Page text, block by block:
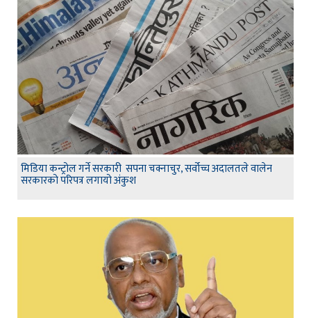
मिडिया कन्ट्रोल गर्ने सरकारी सपना चक्नाचुर, सर्वोच्च अदालतले वालेन
सरकारको परिपत्र लगायो अंकुश